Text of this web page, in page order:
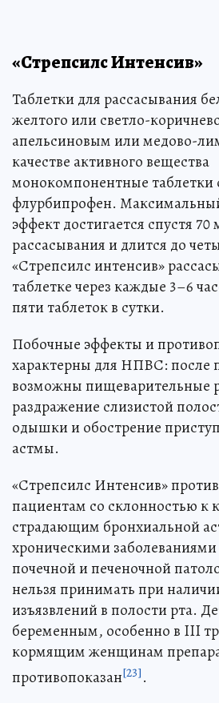
«Стрепсилс Интенсив»
Таблетки для рассасывания
желтого или светло-
апельсиновым или медово-
качестве активного вещества
монокомпонентные
флурбипрофен.
эффект достигается спустя
рассасывания и длится до
«Стрепсилс интенсив»
таблетке через каждые 3–6
пяти таблеток в сутки.
Побочные эффекты и
характерны для НПВС: после
возможны пищеварительные
раздражение слизистой
одышки и обострение
астмы.
«Стрепсилс Интенсив»
пациентам со склонностью к
страдающим бронхиальной
хроническими
почечной и печеночной
нельзя принимать при
изъязвлений в полости рта.
беременным, особенно в III
кормящим женщинам
противопоказан[23].